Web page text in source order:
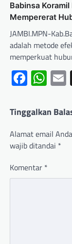
Babinsa
Mempererat
JAMBI.MPN-
adalah metode
memperkuat
Tinggalkan
Alamat email
wajib ditandai *
Komentar *